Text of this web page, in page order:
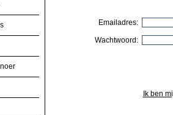
Emailadres:
Wachtwoord:
Ik ben